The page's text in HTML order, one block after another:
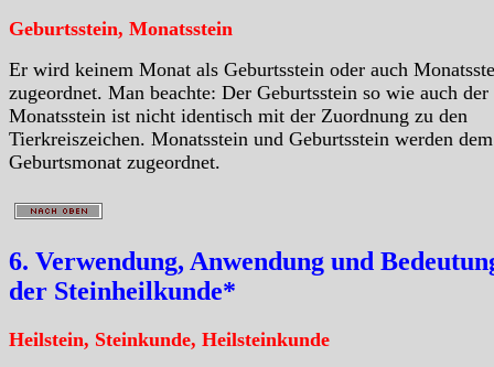
Geburtsstein, Monatsstein
Er wird keinem Monat als Geburtsstein oder auch
zugeordnet. Man beachte: Der Geburtsstein so wie auch der
Monatsstein ist nicht identisch mit der Zuordnung zu den
Tierkreiszeichen. Monatsstein und Geburtsstein werden dem
Geburtsmonat zugeordnet.
6. Verwendung, Anwendung und
der Steinheilkunde*
Heilstein, Steinkunde, Heilsteinkunde